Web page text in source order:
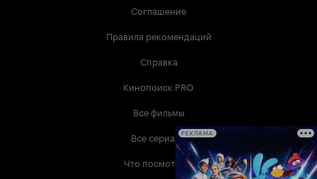
Соглашение
Правила рекомендаций
Справка
Кинопоиск PRO
Все фильмы
Все сериалы
Что посмотреть
РЕКЛАМА